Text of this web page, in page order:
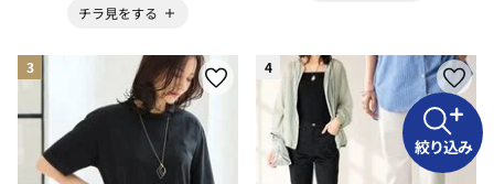
チラ見をする
3 4
絞り込み